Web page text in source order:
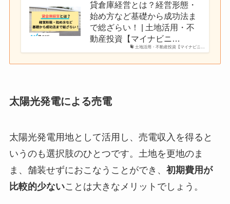
土地活用・不動産投資【マイナビニ…
貸倉庫経営とは？経営形態・
始め方など基礎から成功法ま
で総ざらい！ | 土地活用・不
動産投資【マイナビニ…
太陽光発電による売電
太陽光発電用地として活用し、売電収入を得ると
いうのも選択肢のひとつです。土地を更地のま
ま、舗装せずにおこなうことができ、 初期費用が
比較的少ないことは大きなメリットでしょう。